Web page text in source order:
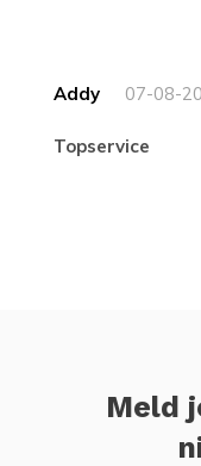
Addy 07-08-
topservice
Meld